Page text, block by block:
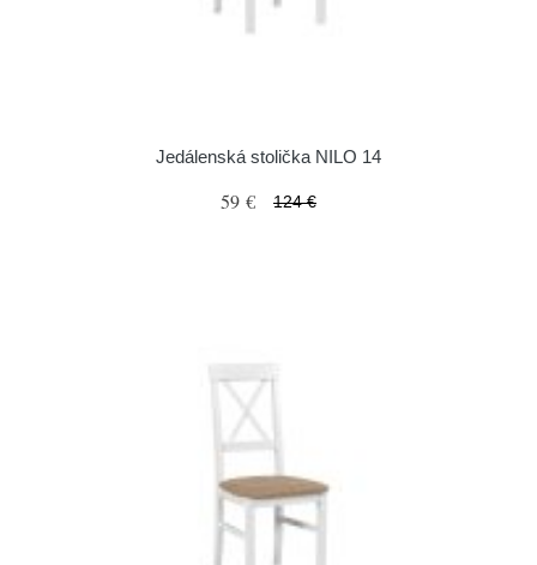
Jedálenská stolička NILO 14
59 € 124 €